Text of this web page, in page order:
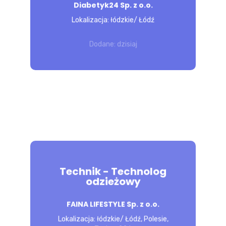
Diabetyk24 Sp. z o.o.
Lokalizacja: łódzkie/ Łódź
Dodane: dzisiaj
Obsługa Pacjentów w sklepie
medycznym – rozpoznawanie ich
Technik - Technolog
odzieżowy
FAINA LIFESTYLE Sp. z o.o.
Lokalizacja: łódzkie/ Łódź, Polesie,
technologii produkcji Koordynacja i
kontrola wzorów oraz materiałów